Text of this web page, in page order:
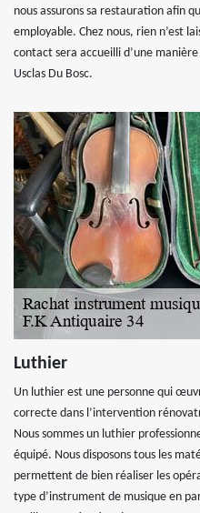
nous assurons sa restauration afin
employable. Chez nous, rien n’est
contact sera accueilli d’une
Usclas Du Bosc.
Luthier
Un luthier est une personne qui
correcte dans l’intervention
Nous sommes un luthier
équipé. Nous disposons tous les
permettent de bien réaliser les
type d’instrument de musique en